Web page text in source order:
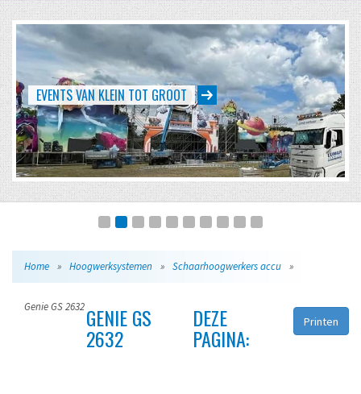
EVENTS VAN KLEIN TOT GROOT
Home » Hoogwerksystemen » Schaarhoogwerkers accu »
Genie GS 2632GENIE GS
2632
DEZE
PAGINA:
Printen